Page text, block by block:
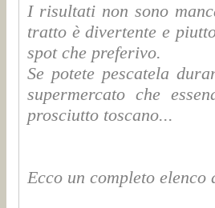
I risultati non sono
tratto è divertente e
spot che preferivo.
Se potete pescatela
supermercato che
prosciutto toscano...
Ecco un completo